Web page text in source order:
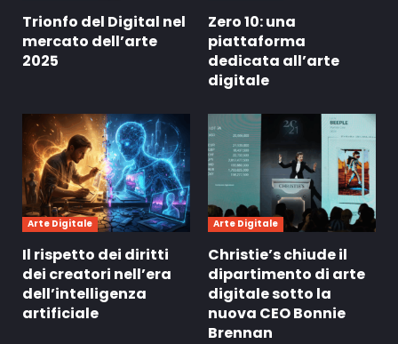
Trionfo del Digital nel
mercato dell’arte
2025
Zero 10: una
piattaforma
dedicata all’arte
digitale
Arte Digitale
Il rispetto dei diritti
dei creatori nell’era
dell’intelligenza
artificiale
Arte Digitale
Christie’s chiude il
dipartimento di arte
digitale sotto la
nuova CEO Bonnie
Brennan